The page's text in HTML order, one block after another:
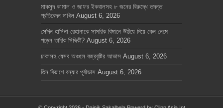
মাকসুদ কামাল ও জাফর ইকবালসহ ৮ জনের বিরুদ্ধে তদন্ত
প্রতিবেদন দাখিল August 6, 2026
সেদিন হাসিনা-রেহানাকে সামরিক বিমানে উঠিয়ে দিয়ে কেন নেমে
পড়েন তারিক সিদ্দিকী? August 6, 2026
ঢাকাসহ যেসব অঞ্চলে বজ্রবৃষ্টির আভাস August 6, 2026
তিন বিভাগে বন্যার পূর্বাভাস August 6, 2026